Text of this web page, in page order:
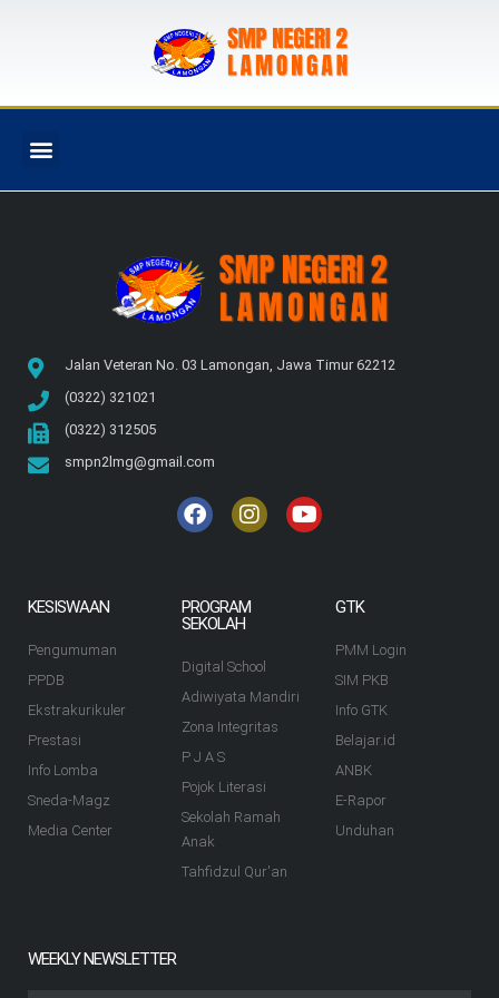
Jalan Veteran No. 03 Lamongan, Jawa Timur 62212
(0322) 321021
(0322) 312505
smpn2lmg@gmail.com
KESISWAAN
Pengumuman
PPDB
Ekstrakurikuler
Prestasi
Info Lomba
Sneda-Magz
Media Center
PROGRAM
SEKOLAH
Digital School
Adiwiyata Mandiri
Zona Integritas
P J A S
Pojok Literasi
Sekolah Ramah
Anak
Tahfidzul Qur'an
GTK
PMM Login
SIM PKB
Info GTK
Belajar.id
ANBK
E-Rapor
Unduhan
WEEKLY NEWSLETTER